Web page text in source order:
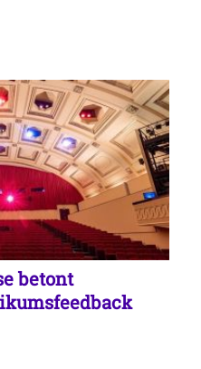
betont